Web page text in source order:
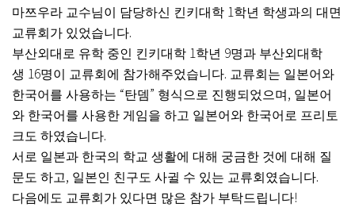
마쯔우라 교수님이 담당하신 킨키대학 1 학년 학생과의 대면
교류회가 있었습니다.
부산외대로 유학 중인 킨키대학 1 학년 9명과 부산외대학
생 16명이 교류회에 참가해주었습니다. 교류회는 일본어와
한국어를 사용하는 “탄뎀” 형식으로 진행되었으며 , 일본어
와 한국어를 사용한 게임을 하고 일본어와 한국어로 프리토
크도 하였습니다.
서로 일본과 한국의 학교 생활에 대해 궁금한 것에 대해 질
문도 하고, 일본인 친구도 사귈 수 있는 교류회였습니다.
다음에도 교류회가 있다면 많은 참가 부탁드립니다!